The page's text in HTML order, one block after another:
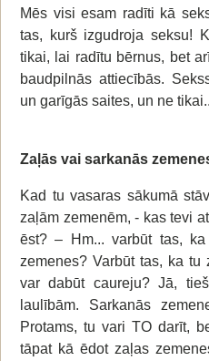
Mēs visi esam radīti kā
tas, kurš izgudroja seksu!
tikai, lai radītu bērnus, bet
baudpilnās attiecībās.
un garīgās saites, un ne
Zaļās vai sarkanās
Kad tu vasaras sākumā
zaļām zemenēm, - kas tevi
ēst? – Hm... varbūt tas,
zemenes? Varbūt tas, ka
var dabūt caureju? Jā,
laulībām. Sarkanās
Protams, tu vari TO darīt,
tāpat kā ēdot zaļas